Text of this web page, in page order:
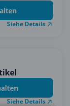
Siehe Details
Siehe Details